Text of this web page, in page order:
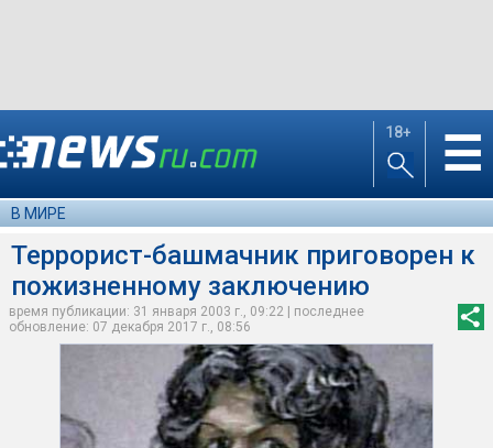
18+ ☰
В МИРЕ
Террорист-башмачник приговорен к
пожизненному заключению
время публикации: 31 января 2003 г., 09:22 | последнее
обновление: 07 декабря 2017 г., 08:56